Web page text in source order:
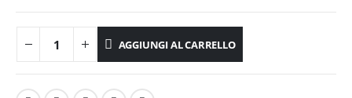
AGGIUNGI AL CARRELLO